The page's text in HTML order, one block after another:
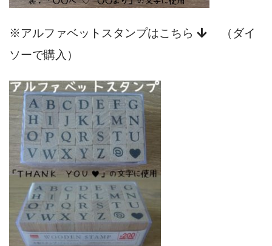
※アルファベットスタンプはこちら
（ダイ
ソーで購入）